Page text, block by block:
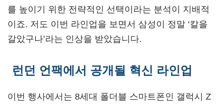
를 높이기 위한 전략적인 선택이라는 분석이 지배적
이죠. 저도 이번 라인업을 보면서 삼성이 정말 ‘칼을
갈았구나’라는 인상을 받았습니다.
런던 언팩에서 공개될 혁신 라인업
이번 행사에서는 8세대 폴더블 스마트폰인 갤럭시 Z